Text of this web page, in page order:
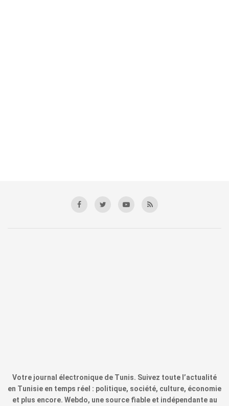
Votre journal électronique de Tunis. Suivez toute l’actualité
en Tunisie en temps réel : politique, société, culture, économie
et plus encore. Webdo, une source fiable et indépendante au